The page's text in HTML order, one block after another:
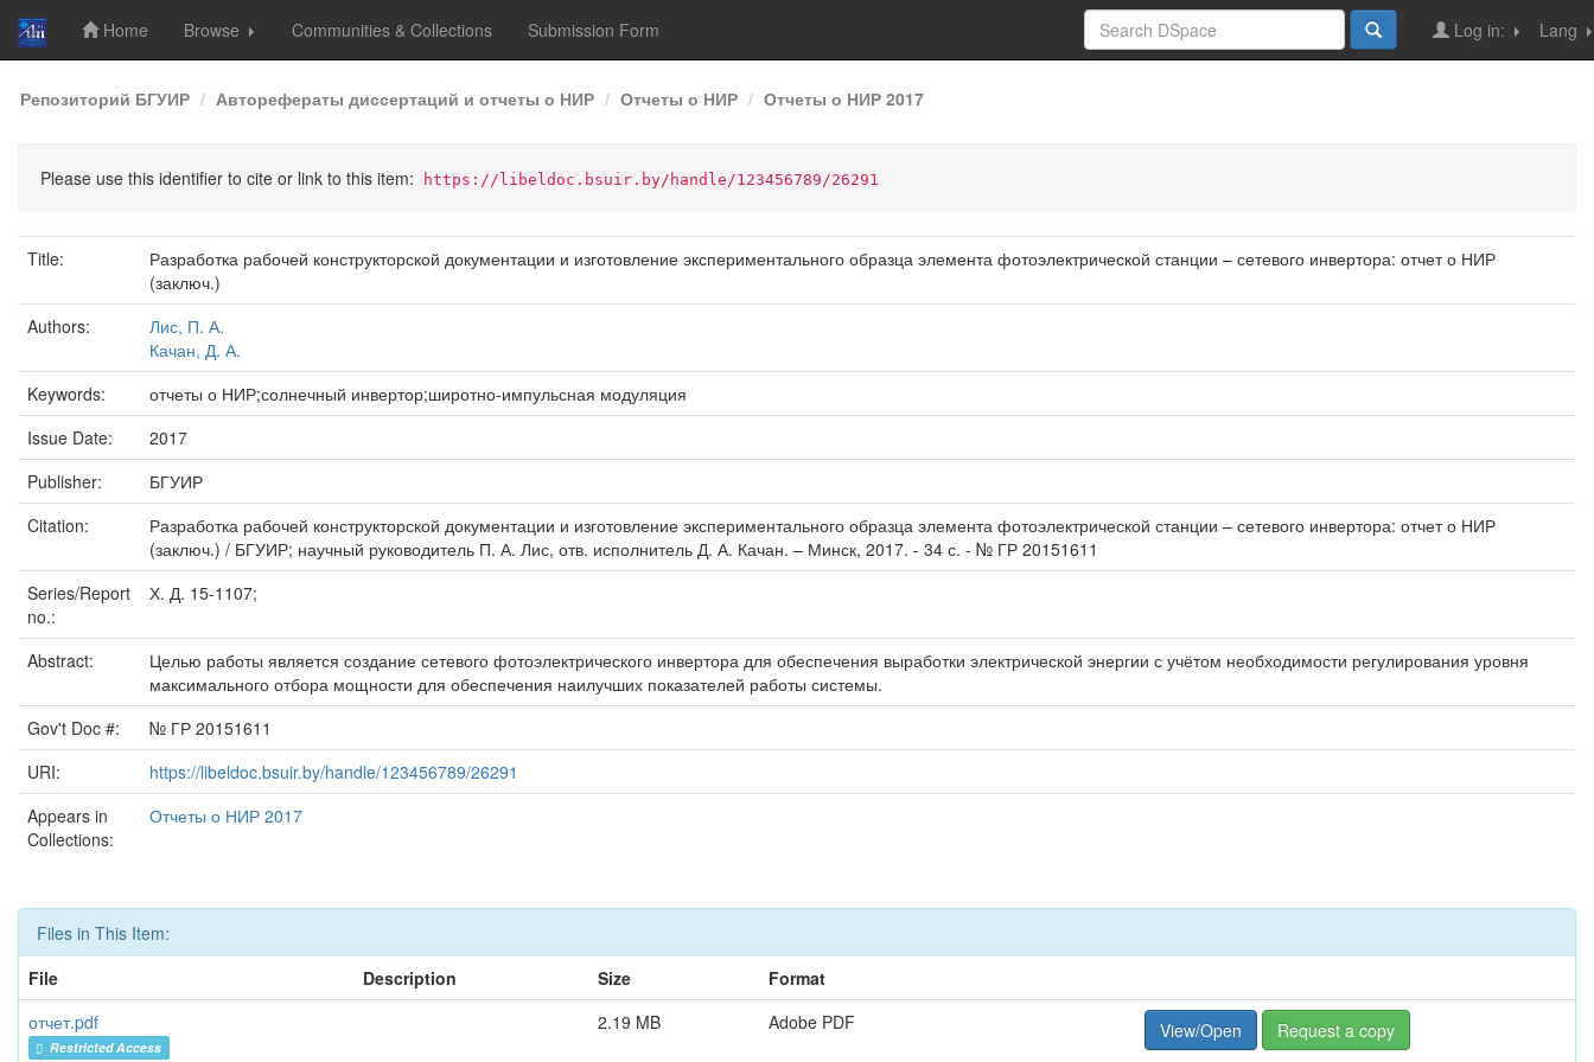
Skip
navigation
Home Browse Communities & Collections Submission Form Lang
Log in:
Репозиторий БГУИР Авторефераты диссертаций и отчеты о НИР Отчеты о НИР Отчеты о НИР 2017
Please use this identifier to cite or link to this item: https://libeldoc.bsuir.by/handle/123456789/26291
Title:
Разработка рабочей конструкторской документации и изготовление экспериментального образца элемента фотоэлектрической станции – сетевого инвертора: отчет о НИР
(заключ.)
Authors:
Лис, П. А.
Качан, Д. А.
Keywords:
отчеты о НИР;солнечный инвертор;широтно-импульсная модуляция
Issue Date:
2017
Publisher:
БГУИР
Citation:
Разработка рабочей конструкторской документации и изготовление экспериментального образца элемента фотоэлектрической станции – сетевого инвертора: отчет о НИР
(заключ.) / БГУИР; научный руководитель П. А. Лис, отв. исполнитель Д. А. Качан. – Минск, 2017. - 34 с. - № ГР 20151611
Series/Report
no.:
Х. Д. 15-1107;
Abstract:
Целью работы является создание сетевого фотоэлектрического инвертора для обеспечения выработки электрической энергии с учётом необходимости регулирования уровня
максимального отбора мощности для обеспечения наилучших показателей работы системы.
Gov't Doc #:
№ ГР 20151611
URI:
https://libeldoc.bsuir.by/handle/123456789/26291
Appears in
Collections:
Отчеты о НИР 2017
Files in This Item:
File
Description Size
Format
отчет.pdf
Restricted Access
2.19 MB Adobe PDF View/Open Request a copy